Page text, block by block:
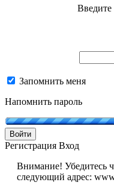
Введите
Запомнить меня
Напомнить пароль
Войти
Регистрация Вход
Внимание! Убедитесь
следующий адрес: